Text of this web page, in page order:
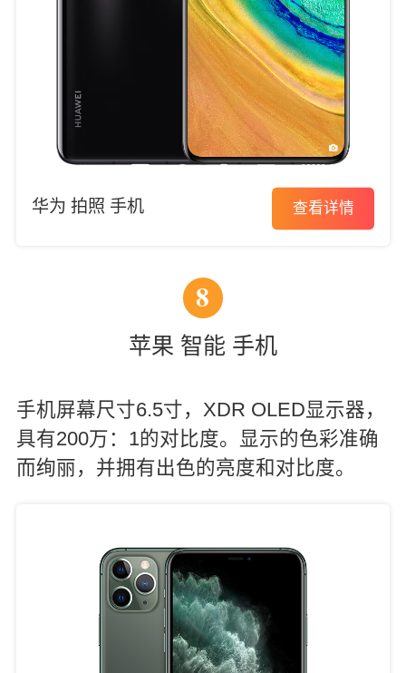
华为 拍照 手机 查看详情
8
苹果 智能 手机
手机屏幕尺寸6.5寸，XDR OLED显示器，
具有200万：1的对比度。显示的色彩准确
而绚丽，并拥有出色的亮度和对比度。